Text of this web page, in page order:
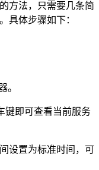
方法，只需要几条简
具体步骤如下：
。
即可查看当前服务
设置为标准时间，可